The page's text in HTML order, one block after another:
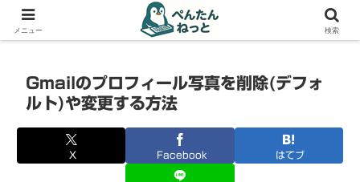
PCやガジェットの備忘録
Gmailのプロフィール写真を削除(デフォ
ルト)や変更する方法
X Facebook はてブ
メニュー 検索